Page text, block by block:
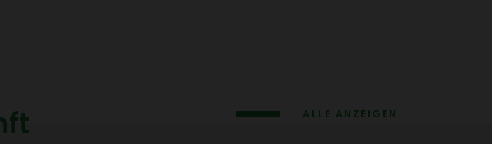
ALLE ANZEIGEN